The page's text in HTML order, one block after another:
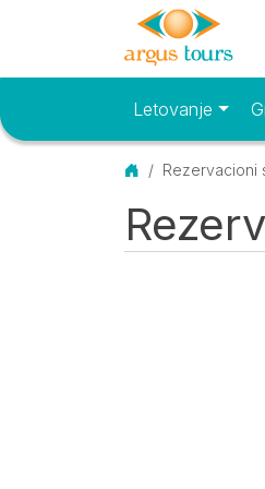
Osnovni meniLetovanje
Početna
Rezervacioni